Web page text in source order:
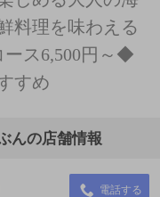
料理を味わえる
ス6,500円～◆
すめ
んの店舗情報
電話する